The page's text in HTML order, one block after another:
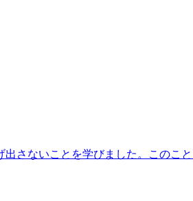
さないことを学びました。このこ